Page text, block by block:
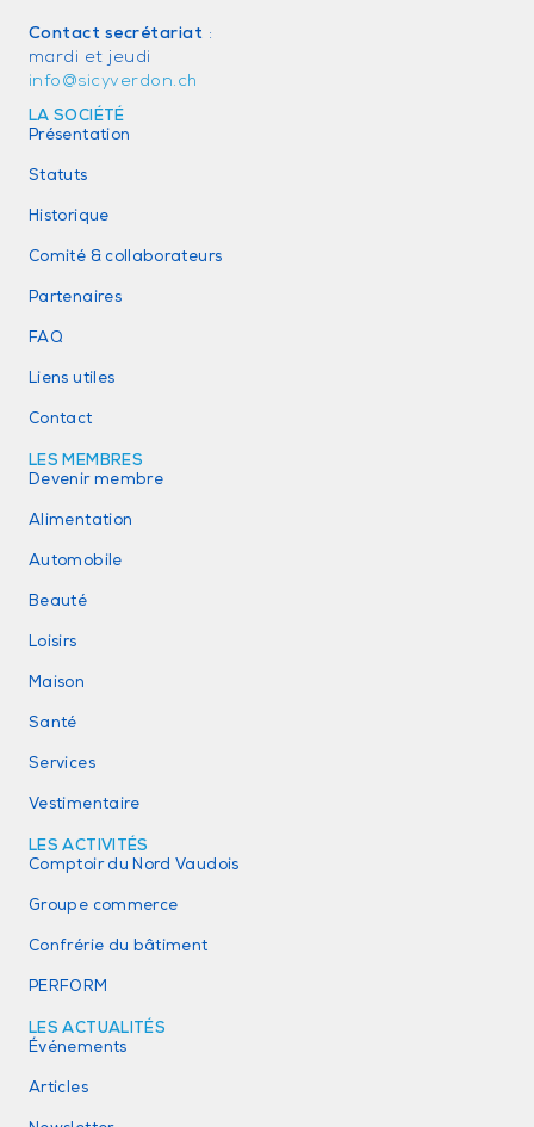
Contact secrétariat :
mardi et jeudi
info@sicyverdon.ch
LA SOCIÉTÉ
Présentation
Statuts
Historique
Comité & collaborateurs
Partenaires
FAQ
Liens utiles
Contact
LES MEMBRES
Devenir membre
Alimentation
Automobile
Beauté
Loisirs
Maison
Santé
Services
Vestimentaire
LES ACTIVITÉS
Comptoir du Nord Vaudois
Groupe commerce
Confrérie du bâtiment
PERFORM
LES ACTUALITÉS
Événements
Articles